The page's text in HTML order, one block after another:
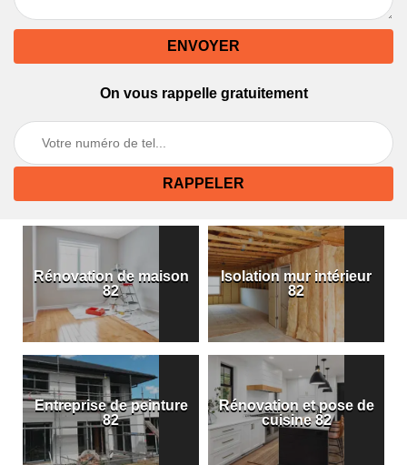
On vous rappelle gratuitement
Rénovation de maison
82
Isolation mur intérieur
82
Entreprise de peinture
82
Rénovation et pose de
cuisine 82